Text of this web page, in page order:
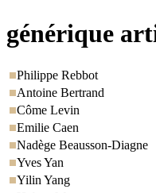
générique
Philippe Rebbot
Antoine Bertrand
Côme Levin
Emilie Caen
Nadège Beausson-Diagne
Yves Yan
Yilin Yang